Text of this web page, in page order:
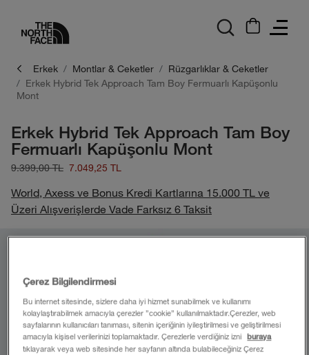
Erkek Montlar & Ceketler
Rüzgarlıklar & Ceketler
Erkek Hybrid Tek Approach Tam Boy Fermuarlı Kapüşonlu
Mont
Erkek Hybrid Tek Approach Tam Boy
Fermuarlı Kapüşonlu Mont
7.049,25 TL
9.399,00 TL
World, Axess ve Bonus Kredi Kartlarına 15.000 TL ve
Üzeri Alışverişlerde Vade Farksız 6 Taksit
Çerez Bilgilendirmesi
Bu internet sitesinde, sizlere daha iyi hizmet sunabilmek ve kullanımı
kolaylaştırabilmek amacıyla çerezler ”cookie” kullanılmaktadır.Çerezler, web
sayfalarının kullanıcıları tanıması, sitenin içeriğinin iyileştirilmesi ve geliştirilmesi
amacıyla kişisel verilerinizi toplamaktadır. Çerezlerle verdiğiniz izni
buraya
tıklayarak veya web sitesinde her sayfanın altında bulabileceğiniz Çerez